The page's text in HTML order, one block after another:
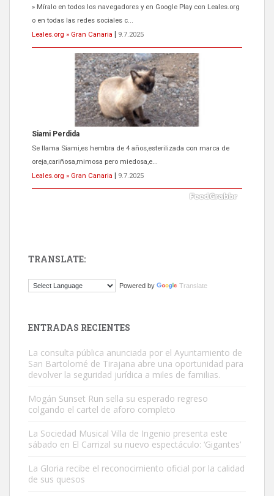
» Míralo en todos los navegadores y en Google Play con Leales.org
o en todas las redes sociales c...
Leales.org » Gran Canaria
9.7.2025
Siami Perdida
Se llama Siami,es hembra de 4 años,esterilizada con marca de
oreja,cariñosa,mimosa pero miedosa,e...
Leales.org » Gran Canaria
9.7.2025
El ayuntamiento se va a llevar a Los Gatos callejeros de la zona los
Gato manso encontrado
Este gato macho ha aparecido en la calle hace menos de un mes,
es muy manso y extremadamente cari...
TRANSLATE:
Powered by Translate
ENTRADAS RECIENTES
La consulta pública anunciada por el Ayuntamiento de
San Bartolomé de Tirajana abre una oportunidad para
devolver la seguridad jurídica a miles de familias.
Mogán Sunset Run sella su esperado regreso
colgando el cartel de aforo completo
La Sociedad Musical Villa de Ingenio presenta este
sábado en El Carrizal su nuevo espectáculo: ‘Gigantes’
La Gloria recibe el reconocimiento oficial por la calidad
de sus quesos